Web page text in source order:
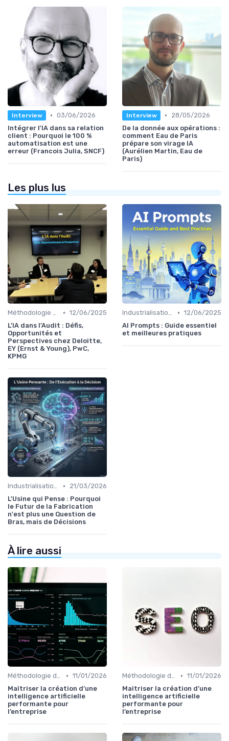
Interview • 03/06/2026
Intégrer l'IA dans sa relation
client : Pourquoi le 100 %
automatisation est une
erreur (Francois Julia, SNCF)
Interview •
28/05/2026
De la donnée aux opérations :
comment Eau de Paris
prépare son virage IA
(Aurélien Martin, Eau de
Paris)
Les plus lus
Méthodologie de déploiement IA • 12/06/2025
L'IA dans l'Audit : Défis,
Opportunités et
Perspectives chez Deloitte,
EY (Ernst & Young), PwC,
KPMG
Industrialisation des process par IA • 12/06/2025
AI Prompts : Guide essentiel
et meilleures pratiques
Industrialisation des process par IA •
21/03/2026
L'Usine qui Pense : Pourquoi
le Futur de la Fabrication
n'est plus une Question de
Bras, mais de Décisions
À lire aussi
Méthodologie de déploiement IA • 11/01/2026
Maîtriser la création d’une
intelligence artificielle
performante pour
l’entreprise
Méthodologie de déploiement IA • 11/01/2026
Maîtriser la création d’une
intelligence artificielle
performante pour
l’entreprise